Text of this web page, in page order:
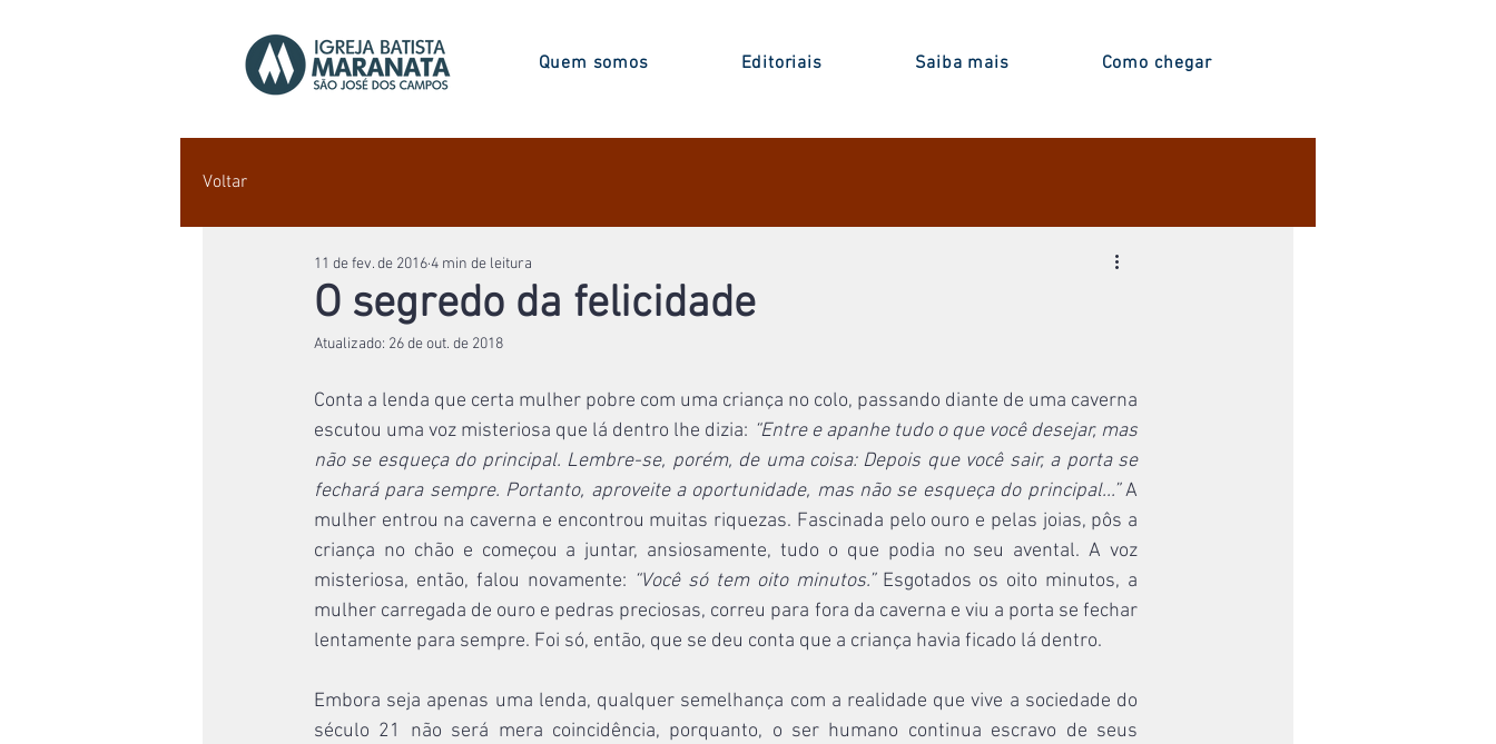
Quem somos Editoriais Saiba mais Como chegar
Voltar
O segredo da felicidade
11 de fev. de 20164 min de leitura
Atualizado: 26 de out. de 2018
Conta a lenda que certa mulher pobre com uma criança no colo, passando diante de uma caverna
escutou uma voz misteriosa que lá dentro lhe dizia: “Entre e apanhe tudo o que você desejar, mas
não se esqueça do principal. Lembre-se, porém, de uma coisa: Depois que você sair, a porta se
fechará para sempre. Portanto, aproveite a oportunidade, mas não se esqueça do principal...” A
mulher entrou na caverna e encontrou muitas riquezas. Fascinada pelo ouro e pelas joias, pôs a
criança no chão e começou a juntar, ansiosamente, tudo o que podia no seu avental. A voz
misteriosa, então, falou novamente: “Você só tem oito minutos.” Esgotados os oito minutos, a
mulher carregada de ouro e pedras preciosas, correu para fora da caverna e viu a porta se fechar
lentamente para sempre. Foi só, então, que se deu conta que a criança havia ficado lá dentro.
Embora seja apenas uma lenda, qualquer semelhança com a realidade que vive a sociedade do
século 21 não será mera coincidência, porquanto, o ser humano continua escravo de seus